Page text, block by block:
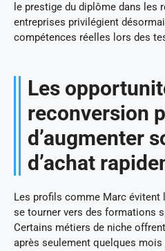
le prestige du diplôme dans les
entreprises privilégient
compétences réelles lors des
Les
reconversion
d’augmenter
d’achat
Les profils comme Marc évitent
se tourner vers des formations
Certains métiers de niche
après seulement quelques mois